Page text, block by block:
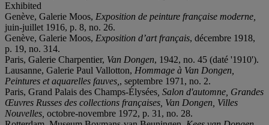
Exhibited
Genève, Galerie Moos, Exposition de peinture française moderne,
juin-juillet 1916, p. 8, no. 26.
Genève, Galerie Moos, Exposition d’art français, décembre 1918,
p. 19, no. 314.
Paris, Galerie Charpentier, Van Dongen, 1942, no. 45 (daté '1910').
Lausanne, Galerie Paul Vallotton, Hommage à Van Dongen,
Peintures et aquarelles fauves, , septembre 1971, no. 2.
Paris, Grand Palais des Champs-Élysées , Salon d'automne, Grandes
Œuvres Russes des collections françaises, Van Dongen, Villes
Nouvelles, octobre-novembre 1972, p. 31, no. 28.